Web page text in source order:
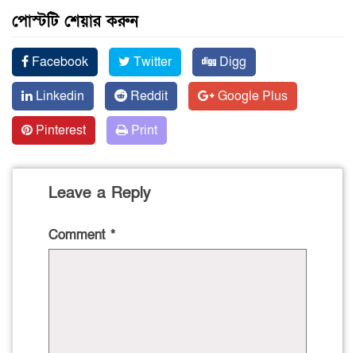
পোস্টটি শেয়ার করুন
Facebook Twitter
Digg
Linkedin
Reddit
Google Plus
Pinterest
Print
Leave a Reply
Comment *